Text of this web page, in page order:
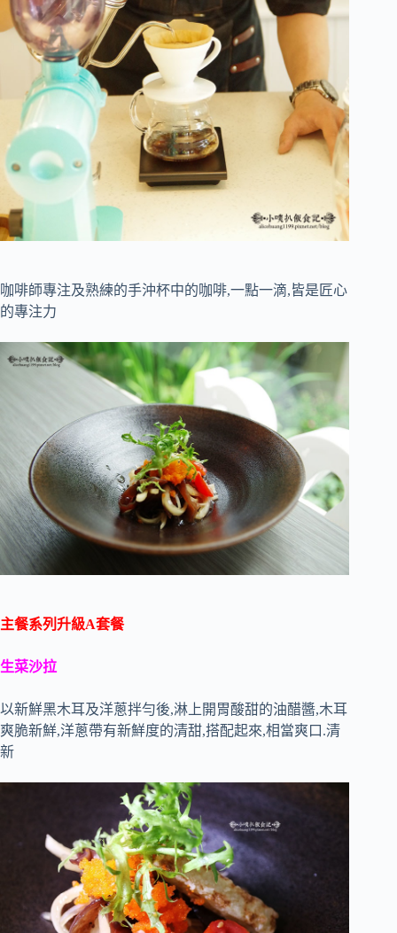
咖啡師專注及熟練的手沖杯中的咖啡,一點一滴,皆是匠心
的專注力
主餐系列升級A套餐
生菜沙拉
以新鮮黑木耳及洋蔥拌勻後,淋上開胃酸甜的油醋醬,木耳
爽脆新鮮,洋蔥帶有新鮮度的清甜,搭配起來,相當爽口.清
新